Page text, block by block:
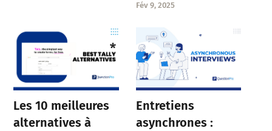
Fév 9, 2025
Les 10 meilleures
alternatives à
Entretiens
asynchrones :